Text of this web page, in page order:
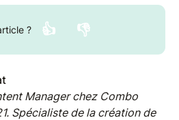
? 👍 👎
Manager chez Combo
Spécialiste de la création de